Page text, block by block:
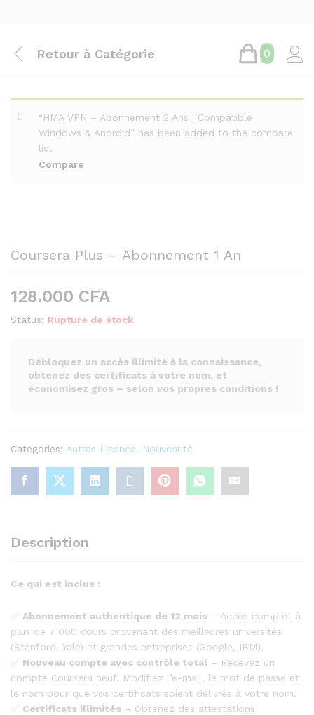
Retour à Catégorie 0
Compare
“HMA VPN – Abonnement 2 Ans | Compatible
Windows & Android” has been added to the compare
list
Coursera Plus – Abonnement 1 An
128.000 CFA
Status: Rupture de stock
Débloquez un accès illimité à la connaissance,
obtenez des certificats à votre nom, et
économisez gros – selon vos propres conditions !
Categories: Autres Licence Nouveauté
Description
Ce qui est inclus :
Abonnement authentique de 12 mois – Accès complet à
plus de 7 000 cours provenant des meilleures universités
(Stanford, Yale) et grandes entreprises (Google, IBM).
Nouveau compte avec contrôle total – Recevez un
compte Coursera neuf. Modifiez l’e-mail, le mot de passe et
le nom pour que vos certificats soient délivrés à votre nom.
Certificats illimités – Obtenez des attestations